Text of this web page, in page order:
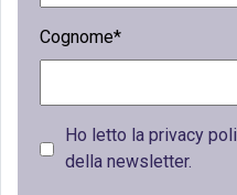
Cognome*
Ho letto la privacy
della newsletter.